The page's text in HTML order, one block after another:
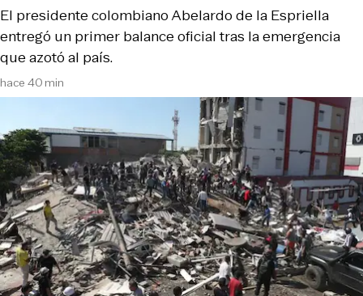
hace 40 min
El presidente colombiano Abelardo de la Espriella
entregó un primer balance oficial tras la emergencia
que azotó al país.